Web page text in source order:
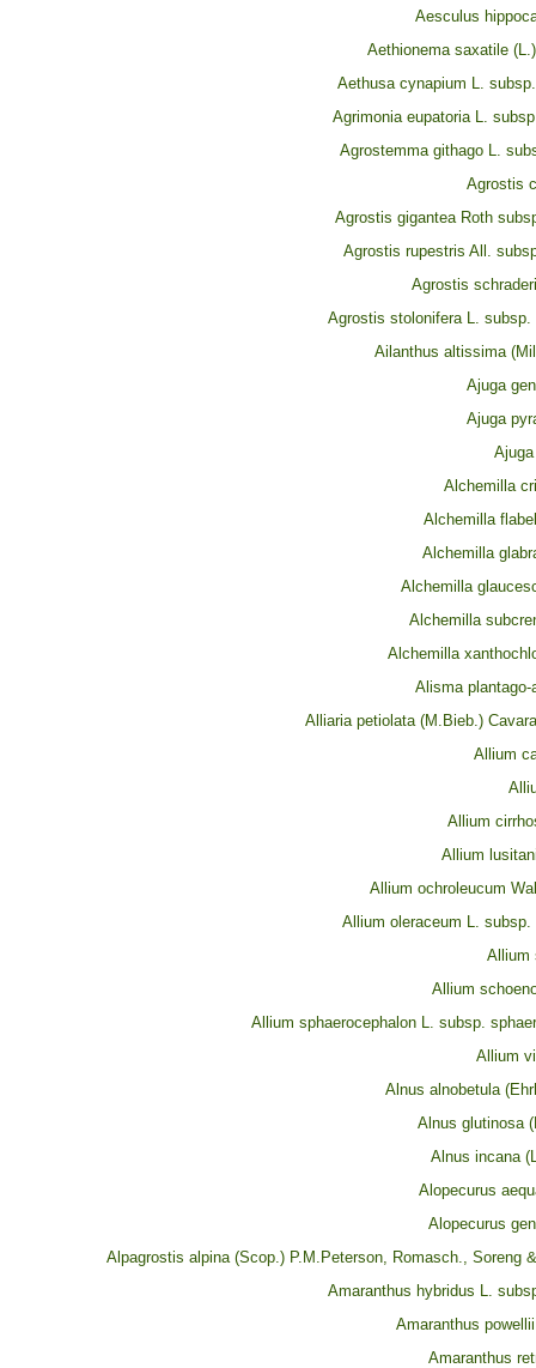
Aesculus
Aethionema saxatile
Aethusa cynapium L.
Agrimonia eupatoria L.
Agrostemma githago L.
Agrostis
Agrostis gigantea Roth
Agrostis rupestris All.
Agrostis
Agrostis stolonifera L. subsp.
Ailanthus altissima
Ajuga
Ajuga
Alchemilla
Alchemilla
Alchemilla
Alchemilla
Alchemilla
Alchemilla
Alisma plantago-
Alliaria petiolata (M.Bieb.)
Allium
Allium
Allium
Allium ochroleucum
Allium oleraceum L. subsp.
Allium
Allium
Allium sphaerocephalon L. subsp.
Allium
Alnus alnobetula
Alnus glutinosa
Alnus incana
Alopecurus
Alopecurus
Alpagrostis alpina (Scop.) P.M.Peterson, Romasch., Soreng
Amaranthus hybridus L.
Amaranthus
Amaranthus